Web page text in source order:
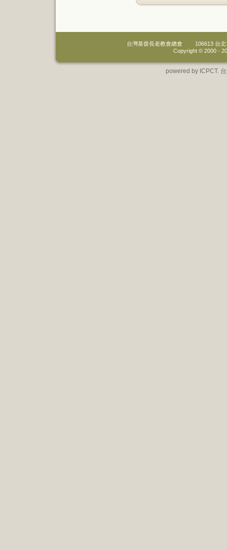
台灣基督長老教會總會
106613 台
Copyright © 2000 -
powered by ICPCT.